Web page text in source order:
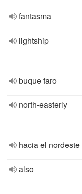
fantasma
lightship
buque faro
north-easterly
hacia el nordeste
also